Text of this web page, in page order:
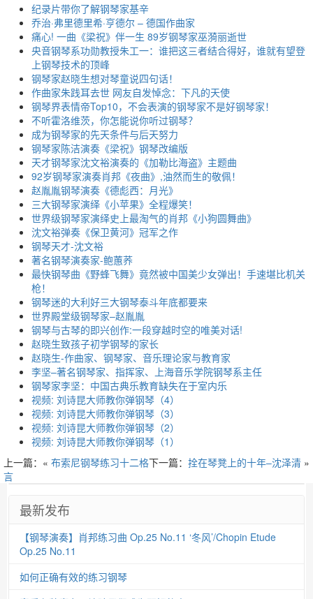
纪录片带你了解钢琴家基辛
乔治·弗里德里希·亨德尔 – 德国作曲家
痛心! 一曲《梁祝》伴一生 89岁钢琴家巫漪丽逝世
央音钢琴系功勋教授朱工一：谁把这三者结合得好，谁就有望登
上钢琴技术的顶峰
钢琴家赵晓生想对琴童说四句话！
作曲家朱践耳去世 网友自发悼念：下凡的天使
钢琴界表情帝Top10，不会表演的钢琴家不是好钢琴家！
不听霍洛维茨，你怎能说你听过钢琴？
成为钢琴家的先天条件与后天努力
钢琴家陈洁演奏《梁祝》钢琴改编版
天才钢琴家沈文裕演奏的《加勒比海盗》主题曲
92岁钢琴家演奏肖邦《夜曲》,油然而生的敬佩！
赵胤胤钢琴演奏《德彪西：月光》
三大钢琴家演绎《小苹果》全程爆笑！
世界级钢琴家演绎史上最淘气的肖邦《小狗圆舞曲》
沈文裕弹奏《保卫黄河》冠军之作
钢琴天才-沈文裕
著名钢琴演奏家-鲍蕙荞
最快钢琴曲《野蜂飞舞》竟然被中国美少女弹出！手速堪比机关
枪！
钢琴迷的大利好三大钢琴泰斗年底都要来
世界殿堂级钢琴家–赵胤胤
钢琴与古琴的即兴创作:一段穿越时空的唯美对话!
赵晓生致孩子初学钢琴的家长
赵晓生-作曲家、钢琴家、音乐理论家与教育家
李坚–著名钢琴家、指挥家、上海音乐学院钢琴系主任
钢琴家李坚：中国古典乐教育缺失在于室内乐
视频: 刘诗昆大师教你弹钢琴（4）
视频: 刘诗昆大师教你弹钢琴（3）
视频: 刘诗昆大师教你弹钢琴（2）
视频: 刘诗昆大师教你弹钢琴（1）
下一篇： 拴在琴凳上的十年–沈泽清 »
上一篇：« 布索尼钢琴练习十二格
言
最新发布
【钢琴演奏】肖邦练习曲 Op.25 No.11 ‘冬风’/Chopin Etude
Op.25 No.11
如何正确有效的练习钢琴